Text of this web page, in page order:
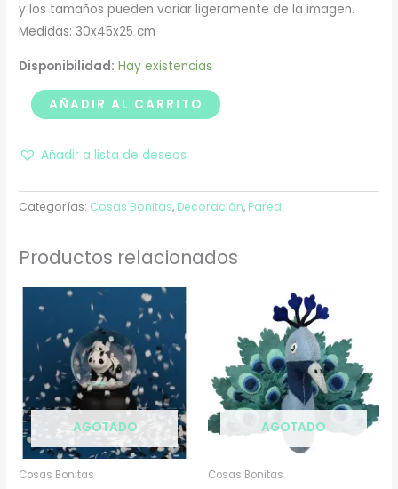
y los tamaños pueden variar ligeramente de la imagen.
Medidas: 30x45x25 cm
Disponibilidad: Hay existencias
AÑADIR AL CARRITO
Añadir a lista de deseos
Categorías: Cosas Bonitas, Decoración, Pared
Productos relacionados
AGOTADO
Cosas Bonitas
AGOTADO
Cosas Bonitas